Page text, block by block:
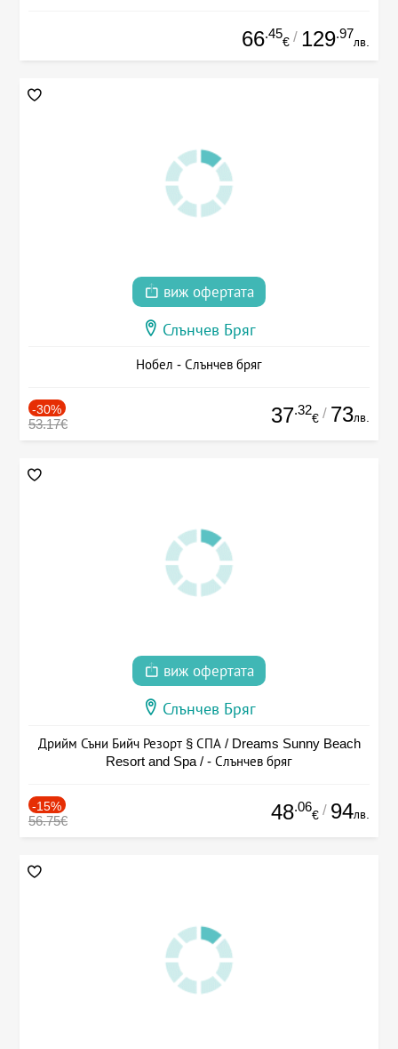
66.45
€ / 129.97
лв.
виж офертата
Слънчев Бряг
Нобел - Слънчев бряг
-30%
53.17€ 37.32
€ / 73лв.
виж офертата
Слънчев Бряг
Дрийм Съни Бийч Резорт § СПА / Dreams Sunny Beach
Resort and Spa / - Слънчев бряг
-15%
56.75€ 48.06
€ / 94лв.